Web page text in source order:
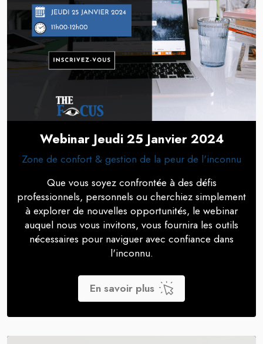
Webinar Jeudi 25 Janvier 2024
Zone de confort & gestion de la peur de l'inconnu
Que vous soyez confrontée à des défis
professionnels, personnels ou cherchiez simplement
à explorer de nouvelles opportunités, le webinar
auquel nous vous invitons, vous fournira les outils
nécessaires pour naviguer avec confiance dans
l'inconnu.
En savoir plus